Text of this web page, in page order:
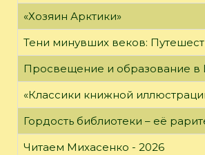
«Хозяин Арктики»
Тени минувших веков:
Просвещение и образование в
«Классики книжной
Гордость библиотеки – её
Читаем Михасенко - 2026